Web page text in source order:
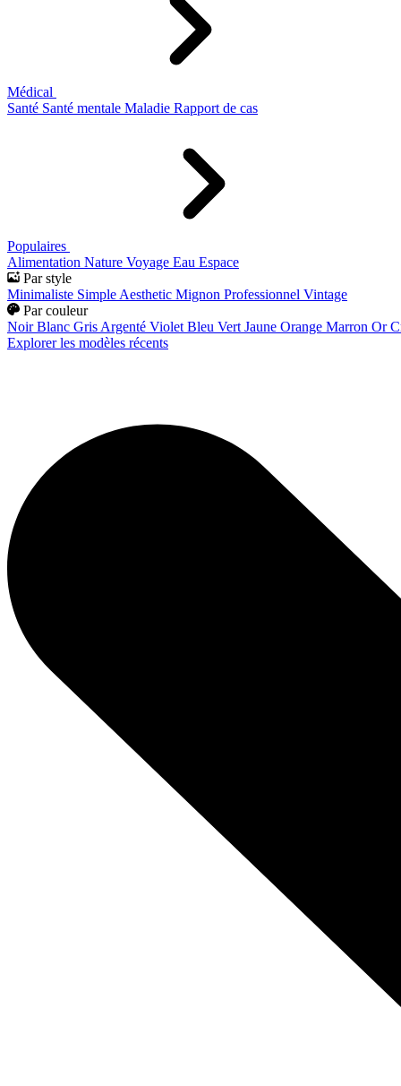
Médical
Santé Santé mentale Maladie Rapport de cas
Populaires
Alimentation Nature Voyage Eau Espace
Par style
Minimaliste Simple Aesthetic Mignon Professionnel Vintage
Par couleur
Noir Blanc Gris Argenté Violet Bleu Vert Jaune Orange Marron Or
Explorer les modèles récents